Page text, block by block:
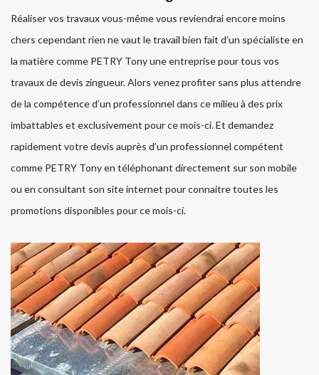
Réaliser vos travaux vous-même vous reviendrai encore moins
chers cependant rien ne vaut le travail bien fait d’un spécialiste en
la matière comme PETRY Tony une entreprise pour tous vos
travaux de devis zingueur. Alors venez profiter sans plus attendre
de la compétence d’un professionnel dans ce milieu à des prix
imbattables et exclusivement pour ce mois-ci. Et demandez
rapidement votre devis auprès d’un professionnel compétent
comme PETRY Tony en téléphonant directement sur son mobile
ou en consultant son site internet pour connaitre toutes les
promotions disponibles pour ce mois-ci.